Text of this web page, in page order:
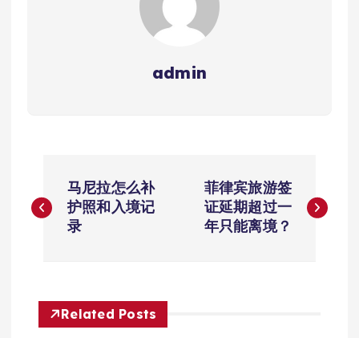
admin
章
航
马尼拉怎么补
护照和入境记
录
菲律宾旅游签
证延期超过一
年只能离境？
Related Posts